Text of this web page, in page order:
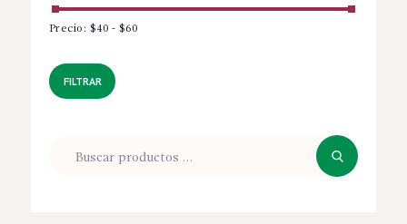
FILTRAR
Precio: $40 - $60